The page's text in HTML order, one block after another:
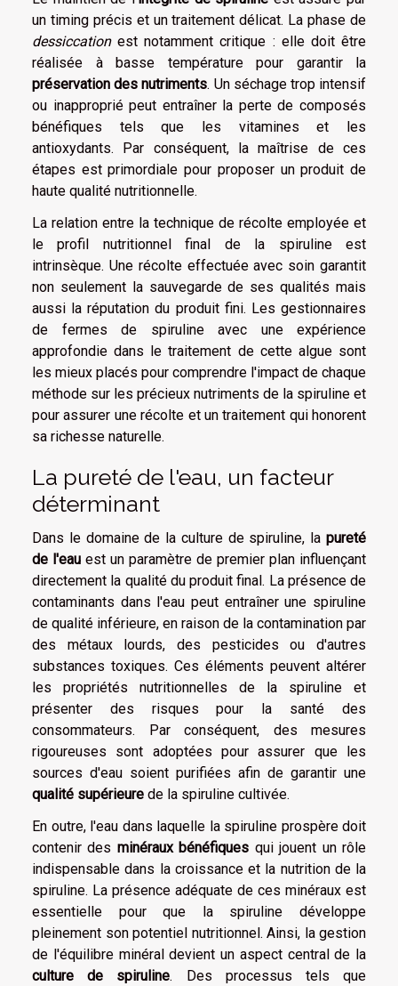
un timing précis et un traitement délicat. La phase de
dessiccationest notamment critique : elle doit être
réalisée à basse température pour garantir la
préservation des nutriments. Un séchage trop intensif
ou inapproprié peut entraîner la perte de composés
bénéfiques tels que les vitamines et les
antioxydants. Par conséquent, la maîtrise de ces
étapes est primordiale pour proposer un produit de
haute qualité nutritionnelle.
La relation entre la technique de récolte employée et
le profil nutritionnel final de la spiruline est
intrinsèque. Une récolte effectuée avec soin garantit
non seulement la sauvegarde de ses qualités mais
aussi la réputation du produit fini. Les gestionnaires
de fermes de spiruline avec une expérience
approfondie dans le traitement de cette algue sont
les mieux placés pour comprendre l'impact de chaque
méthode sur les précieux nutriments de la spiruline et
pour assurer une récolte et un traitement qui honorent
sa richesse naturelle.
La pureté de l'eau, un facteur
déterminant
Dans le domaine de la culture de spiruline, la pureté
de l'eau est un paramètre de premier plan influençant
directement la qualité du produit final. La présence de
contaminants dans l'eau peut entraîner une spiruline
de qualité inférieure, en raison de la contamination par
des métaux lourds, des pesticides ou d'autres
substances toxiques. Ces éléments peuvent altérer
les propriétés nutritionnelles de la spiruline et
présenter des risques pour la santé des
consommateurs. Par conséquent, des mesures
rigoureuses sont adoptées pour assurer que les
sources d'eau soient purifiées afin de garantir une
qualité supérieure de la spiruline cultivée.
En outre, l'eau dans laquelle la spiruline prospère doit
contenir des minéraux bénéfiques qui jouent un rôle
indispensable dans la croissance et la nutrition de la
spiruline. La présence adéquate de ces minéraux est
essentielle pour que la spiruline développe
pleinement son potentiel nutritionnel. Ainsi, la gestion
de l'équilibre minéral devient un aspect central de la
culture de spiruline. Des processus tels que